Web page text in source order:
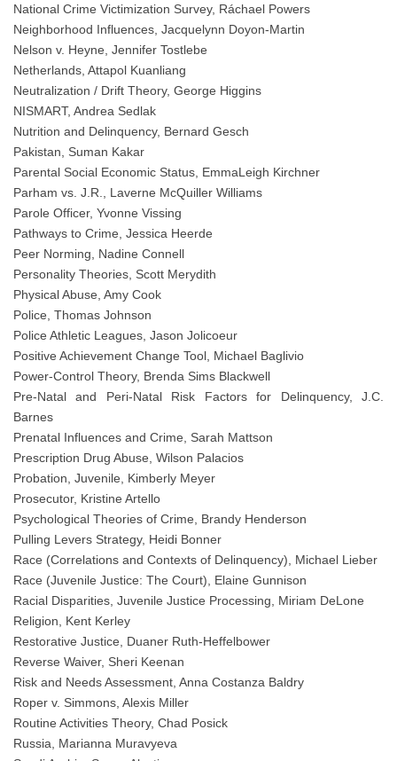
National Crime Victimization Survey, Ráchael Powers
Neighborhood Influences, Jacquelynn Doyon-Martin
Nelson v. Heyne, Jennifer Tostlebe
Netherlands, Attapol Kuanliang
Neutralization / Drift Theory, George Higgins
NISMART, Andrea Sedlak
Nutrition and Delinquency, Bernard Gesch
Pakistan, Suman Kakar
Parental Social Economic Status, EmmaLeigh Kirchner
Parham vs. J.R., Laverne McQuiller Williams
Parole Officer, Yvonne Vissing
Pathways to Crime, Jessica Heerde
Peer Norming, Nadine Connell
Personality Theories, Scott Merydith
Physical Abuse, Amy Cook
Police, Thomas Johnson
Police Athletic Leagues, Jason Jolicoeur
Positive Achievement Change Tool, Michael Baglivio
Power-Control Theory, Brenda Sims Blackwell
Pre-Natal and Peri-Natal Risk Factors for Delinquency, J.C.
Barnes
Prenatal Influences and Crime, Sarah Mattson
Prescription Drug Abuse, Wilson Palacios
Probation, Juvenile, Kimberly Meyer
Prosecutor, Kristine Artello
Psychological Theories of Crime, Brandy Henderson
Pulling Levers Strategy, Heidi Bonner
Race (Correlations and Contexts of Delinquency), Michael Lieber
Race (Juvenile Justice: The Court), Elaine Gunnison
Racial Disparities, Juvenile Justice Processing, Miriam DeLone
Religion, Kent Kerley
Restorative Justice, Duaner Ruth-Heffelbower
Reverse Waiver, Sheri Keenan
Risk and Needs Assessment, Anna Costanza Baldry
Roper v. Simmons, Alexis Miller
Routine Activities Theory, Chad Posick
Russia, Marianna Muravyeva